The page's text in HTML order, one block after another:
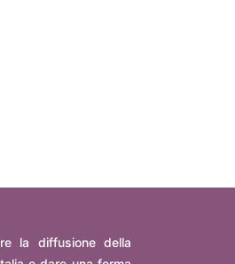
la diffusione della